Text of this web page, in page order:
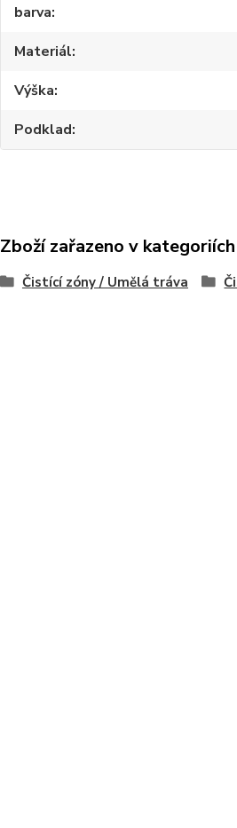
barva
Materiál
Výška
Podklad
Zboží zařazeno v kategoriích
Čistící zóny / Umělá tráva